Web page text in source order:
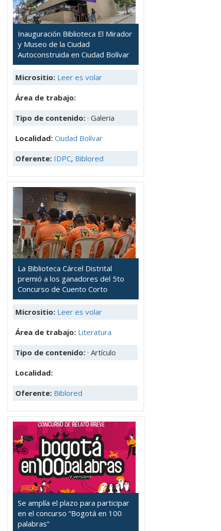
Inauguración Biblioteca El Mirador
y Museo de la Ciudad
Autoconstruida en Ciudad Bolívar
Micrositio: Leer es volar
Área de trabajo:
Tipo de contenido: · Galeria
Localidad: Ciudad Bolívar
Oferente: IDPC, Biblored
La Biblioteca Cárcel Distrital
premió a los ganadores del 5to
Concurso de Cuento Corto
Micrositio: Leer es volar
Área de trabajo: Literatura
Tipo de contenido: · Artículo
Localidad:
Oferente: Biblored
Se amplía el plazo para participar
en el concurso “Bogotá en 100
palabras”